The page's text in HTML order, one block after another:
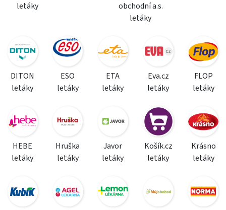
letáky
obchodní a.s.
letáky
DITON
letáky
ESO
letáky
ETA
letáky
Eva.cz
letáky
FLOP
letáky
HEBE
letáky
Hruška
letáky
Javor
letáky
Košík.cz
letáky
Krásno
letáky